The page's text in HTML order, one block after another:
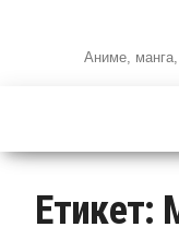
Аниме, манга,
Етикет: